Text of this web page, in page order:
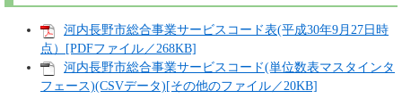
河内長野市総合事業サービスコード表(平成30年9月27日時
点）[PDFファイル／268KB]
河内長野市総合事業サービスコード(単位数表マスタインタ
フェース)(CSVデータ)[その他のファイル／20KB]